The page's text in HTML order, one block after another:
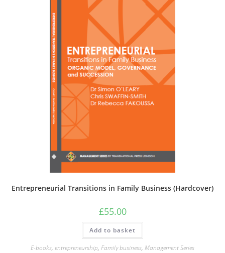
Entrepreneurial Transitions in Family Business (Hardcover)
£55.00
Add to basket
E-books, entrepreneurship, Family business, Management Series